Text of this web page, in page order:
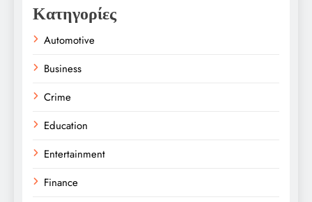
Κατηγορίες
Automotive
Business
Crime
Education
Entertainment
Finance